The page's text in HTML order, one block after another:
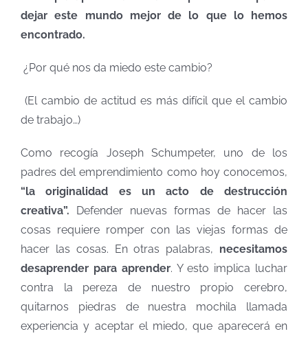
dejar este mundo mejor de lo que lo hemos
encontrado.
¿Por qué nos da miedo este cambio?
(El cambio de actitud es más difícil que el cambio
de trabajo…)
Como recogía Joseph Schumpeter, uno de los
padres del emprendimiento como hoy conocemos,
“la originalidad es un acto de destrucción
creativa”. Defender nuevas formas de hacer las
cosas requiere romper con las viejas formas de
hacer las cosas. En otras palabras, necesitamos
desaprender para aprender. Y esto implica luchar
contra la pereza de nuestro propio cerebro,
quitarnos piedras de nuestra mochila llamada
experiencia y aceptar el miedo, que aparecerá en